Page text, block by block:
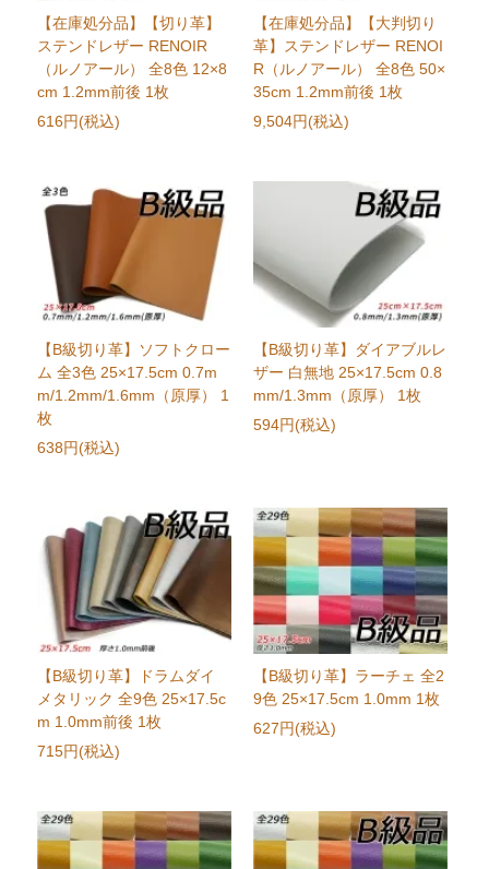
【在庫処分品】【切り革】
ステンドレザー RENOIR
（ルノアール） 全8色 12×8
cm 1.2mm前後 1枚
616円(税込)
【在庫処分品】【大判切り
革】ステンドレザー RENOI
R（ルノアール） 全8色 50×
35cm 1.2mm前後 1枚
9,504円(税込)
【B級切り革】ソフトクロー
ム 全3色 25×17.5cm 0.7m
m/1.2mm/1.6mm（原厚） 1
枚
638円(税込)
【B級切り革】ダイアブルレ
ザー 白無地 25×17.5cm 0.8
mm/1.3mm（原厚） 1枚
594円(税込)
【B級切り革】ドラムダイ
メタリック 全9色 25×17.5c
m 1.0mm前後 1枚
715円(税込)
【B級切り革】ラーチェ 全2
9色 25×17.5cm 1.0mm 1枚
627円(税込)